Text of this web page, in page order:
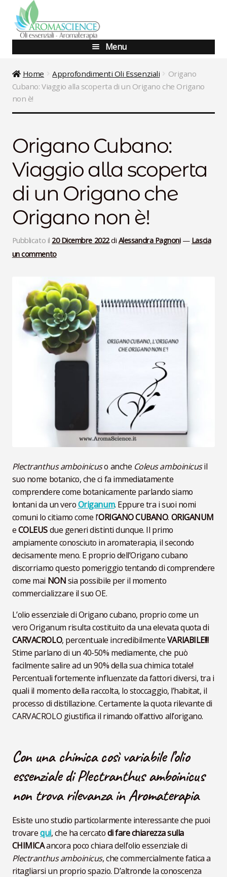
Vai
alla
navigazione
Vai
al
contenuto
Menu
Corsi Avanzati
Aggiornamento
Percorsi Specialistici
Consulenze
Home Approfondimenti Oli Essenziali
Origano
Cubano: Viaggio alla scoperta di un Origano che Origano
non è!
Origano Cubano:
Viaggio alla scoperta
di un Origano che
Origano non è!
Pubblicato il 20 Dicembre 2022di Alessandra Pagnoni — Lascia
un commento
Plectranthus amboinicuso anche Coleus amboinicusil
suo nome botanico, che ci fa immediatamente
comprendere come botanicamente parlando siamo
lontani da un veroOriganum. Eppure tra i suoi nomi
comuni lo citiamo come l’ORIGANO CUBANO. ORIGANUM
eCOLEUSdue generi distinti dunque. Il primo
ampiamente conosciuto in aromaterapia, il secondo
decisamente meno. E proprio dell’Origano cubano
discorriamo questo pomeriggio tentando di comprendere
come mai NONsia possibile per il momento
commercializzare il suo OE.
L’olio essenziale di Origano cubano, proprio come un
vero Origanum risulta costituito da una elevata quota di
CARVACROLO, percentuale incredibilmenteVARIABILE!!!
Stime parlano di un 40-50% mediamente, che può
facilmente salire ad un 90% della sua chimica totale!
Percentuali fortemente influenzate da fattori diversi, tra i
quali il momento della raccolta, lo stoccaggio, l’habitat, il
processo di distillazione. Certamente la quota rilevante di
CARVACROLO giustifica il rimando olfattivo all’origano.
Con una chimica così variabile l’olio
essenziale di Plectranthus amboinicus
non trova rilevanza in Aromaterapia
Esiste uno studio particolarmente interessante che puoi
trovarequi, che ha cercatodi fare chiarezza sulla
CHIMICAancora poco chiara dell’olio essenziale di
Plectranthus amboinicus, che commercialmente fatica a
ritagliarsi un proprio spazio. D’altronde la conoscenza